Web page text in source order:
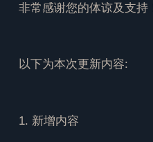
非常感谢您的体谅及支持
以下为本次更新内容:
1. 新增内容